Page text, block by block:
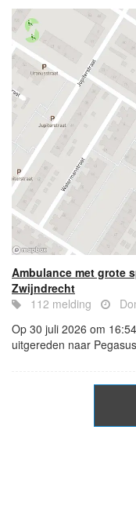
Ambulance met grote
Zwijndrecht
112 melding
Op 30 juli 2026 om
uitgereden naar